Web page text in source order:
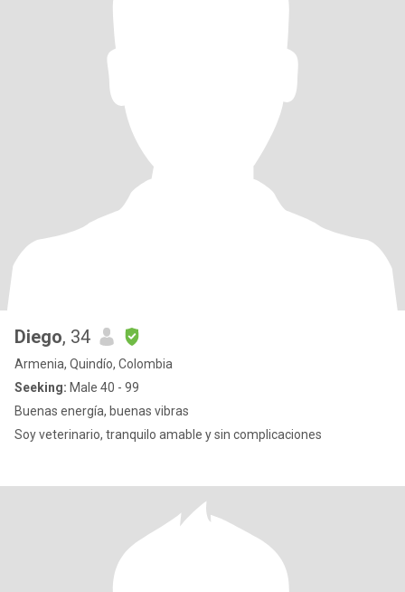
Diego, 34
Armenia, Quindío, Colombia
Seeking: Male 40 - 99
Buenas energía, buenas vibras
Soy veterinario, tranquilo amable y sin complicaciones